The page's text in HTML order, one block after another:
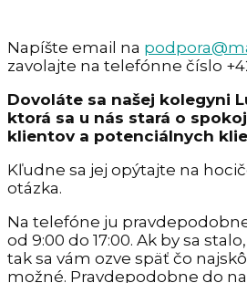
Napíšte email na
zavolajte na telefónne číslo
Dovoláte sa našej kolegyni
ktorá sa u nás stará o
klientov a potenciálnych
Kľudne sa jej opýtajte na
otázka.
Na telefóne ju
od 9:00 do 17:00. Ak by sa
tak sa vám ozve späť čo
možné. Pravdepodobne do